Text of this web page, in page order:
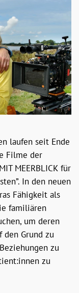
laufen seit Ende
Filme der
MEERBLICK für
In den neuen
Fähigkeit als
familiären
um deren
den Grund zu
zu
zu